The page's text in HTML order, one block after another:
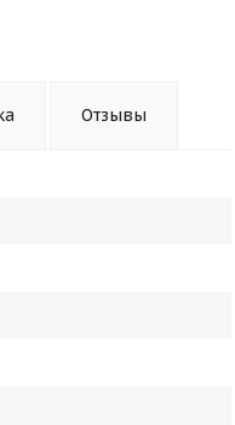
Отзывы